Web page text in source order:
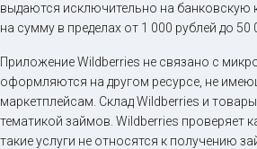
Получить
выдаются исключительно на банковскую
на сумму в пределах от 1 000 рублей до 50
Приложение Wildberries не связано с
оформляются на другом ресурсе, не
маркетплейсам. Склад Wildberries и
тематикой займов. Wildberries проверяет
такие услуги не относятся к получению